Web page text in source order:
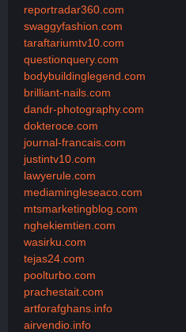
reportradar360.com
swaggyfashion.com
taraftariumtv10.com
questionquery.com
bodybuildinglegend.com
brilliant-nails.com
dandr-photography.com
dokteroce.com
journal-francais.com
justintv10.com
lawyerule.com
mediamingleseaco.com
mtsmarketingblog.com
nghekiemtien.com
wasirku.com
tejas24.com
poolturbo.com
prachestait.com
artforafghans.info
airvendio.info